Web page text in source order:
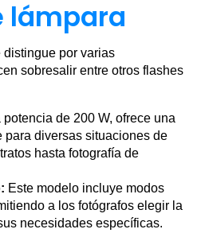
lámpara
por varias
sobresalir entre otros flashes
potencia de 200 W, ofrece una
para diversas situaciones de
hasta fotografía de
Este modelo incluye modos
a los fotógrafos elegir la
necesidades específicas.